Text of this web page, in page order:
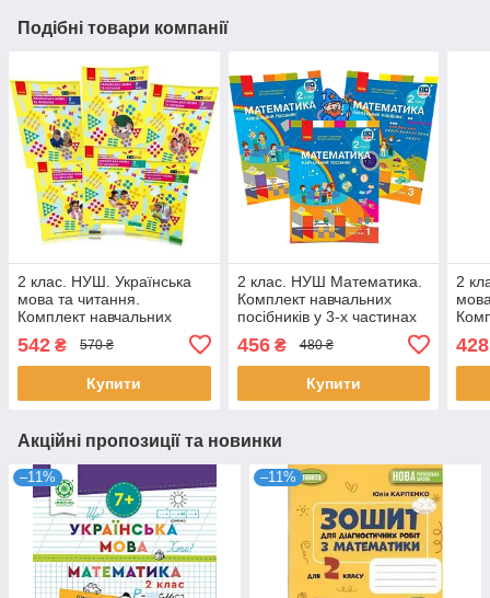
Подібні товари компанії
2 клас. НУШ. Українська
мова та читання.
Комплект навчальних
посібників у 6-ти частинах
(Большакова І.О.,
542 ₴ 570 ₴
Купити
2 клас. НУШ Математика.
Комплект навчальних
посібників у 3-х частинах
Онопрієнко О.В.), Ранок
456₴ 480 ₴
Купити
2
428
Акційні пропозиції та новинки
–11% –11%